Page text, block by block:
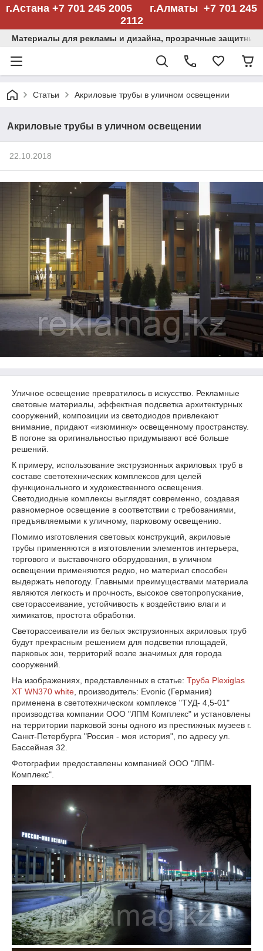
г.Астана +7 701 245 2005 г.Алматы +7 701 245
2112
Материалы для рекламы и дизайна, прозрачные защитные
Статьи Акриловые трубы в уличном освещении
Акриловые трубы в уличном освещении
22.10.2018
Уличное освещение превратилось в искусство. Рекламные
световые материалы, эффектная подсветка архитектурных
сооружений, композиции из светодиодов привлекают
внимание, придают «изюминку» освещенному пространству.
В погоне за оригинальностью придумывают всё больше
решений.
К примеру, использование экструзионных акриловых труб в
составе светотехнических комплексов для целей
функционального и художественного освещения.
Светодиодные комплексы выглядят современно, создавая
равномерное освещение в соответствии с требованиями,
предъявляемыми к уличному, парковому освещению.
Помимо изготовления световых конструкций, акриловые
трубы применяются в изготовлении элементов интерьера,
торгового и выставочного оборудования, в уличном
освещении применяются редко, но материал способен
выдержать непогоду. Главными преимуществами материала
являются легкость и прочность, высокое светопропускание,
светорассеивание, устойчивость к воздействию влаги и
химикатов, простота обработки.
Светорассеиватели из белых экструзионных акриловых труб
будут прекрасным решением для подсветки площадей,
парковых зон, территорий возле значимых для города
сооружений.
На изображениях, представленных в статье: Труба Plexiglas
XT WN370 white , производитель: Evonic (Германия)
применена в светотехническом комплексе "ТУД- 4,5-01"
производства компании ООО "ЛПМ Комплекс" и установлены
на территории парковой зоны одного из престижных музеев г.
Санкт-Петербурга "Россия - моя история", по адресу ул.
Бассейная 32.
Фотографии предоставлены компанией ООО "ЛПМ-
Комплекс".